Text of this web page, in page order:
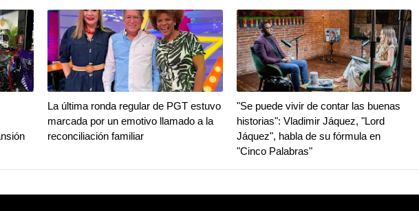
La última ronda regular de PGT estuvo
marcada por un emotivo llamado a la
reconciliación familiar
"Se puede vivir de contar las buenas
historias": Vladimir Jáquez, "Lord
Jáquez", habla de su fórmula en
"Cinco Palabras"